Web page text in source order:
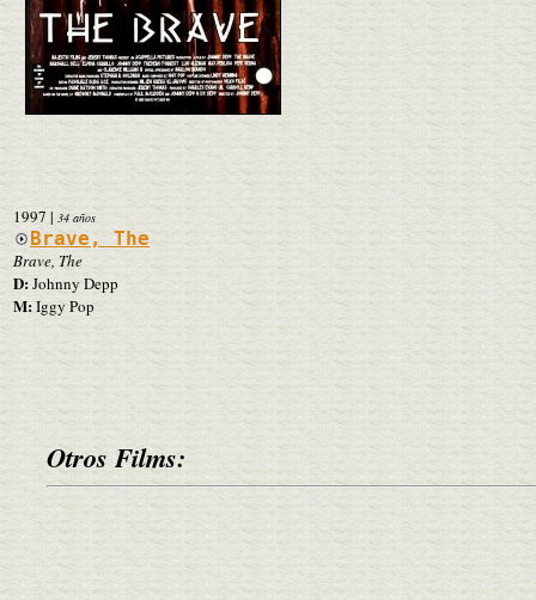
1997 | 34 años
Brave, The
Brave, The
D:Johnny Depp
M:Iggy Pop
Otros Films: